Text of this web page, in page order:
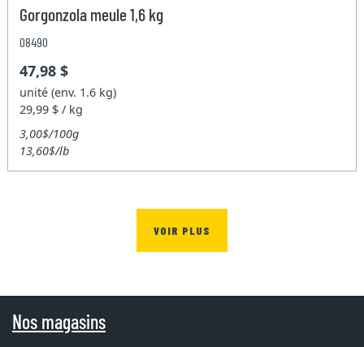
Gorgonzola meule 1,6 kg
08490
47,98 $
unité (env. 1.6 kg)
29,99 $ / kg
3,00$/100g
13,60$/lb
VOIR PLUS
Nos magasins